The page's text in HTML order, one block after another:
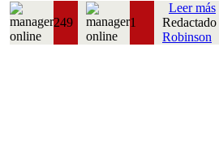
249 1
Leer más
Robinson